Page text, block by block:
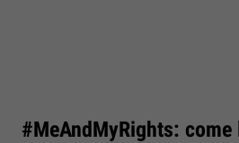
#MeAndMyRights: